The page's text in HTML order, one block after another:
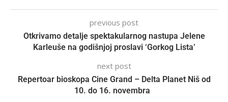
previous post
Otkrivamo detalje spektakularnog nastupa Jelene
Karleuše na godišnjoj proslavi ‘Gorkog Lista’
next post
Repertoar bioskopa Cine Grand – Delta Planet Niš od
10. do 16. novembra